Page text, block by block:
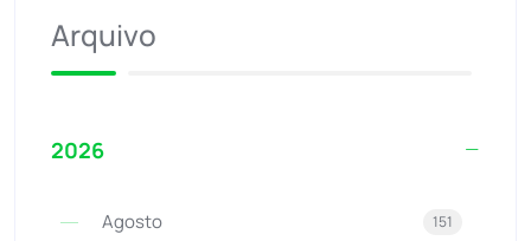
Arquivo
2026
Agosto 151